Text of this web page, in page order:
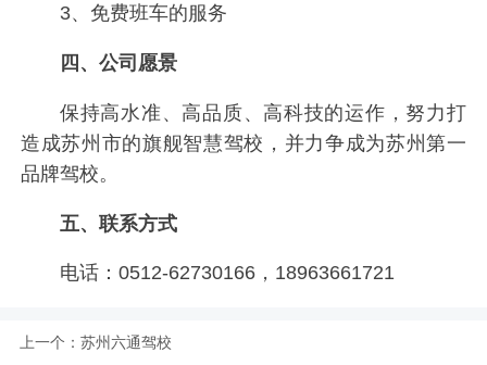
3、免费班车的服务
四、公司愿景
保持高水准、高品质、高科技的运作，努力打
造成苏州市的旗舰智慧驾校，并力争成为苏州第一
品牌驾校。
五、联系方式
电话：0512-62730166，18963661721
上一个： 苏州六通驾校